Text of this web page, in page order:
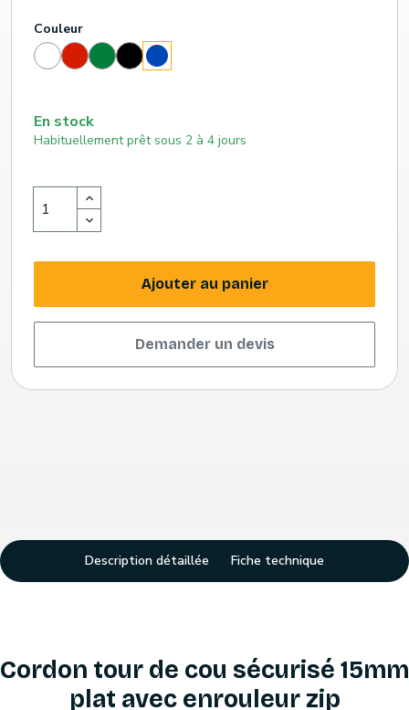
Couleur
BlancRouge
(186
Vert
(348
Noir Bleu
roi
En stock
Habituellement prêt sous 2 à 4 jours
Ajouter au panier
Demander un devis
Description détaillée Fiche technique
Cordon tour de cou sécurisé 15mm
plat avec enrouleur zip